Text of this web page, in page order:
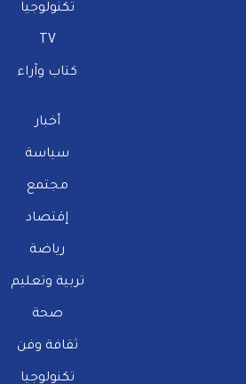
تكنولوجيا
TV
كتاب وآراء
أخبار
سياسة
مجتمع
إقتصاد
رياضة
تربية وتعليم
صحة
ثقافة وفن
تكنولوجيا